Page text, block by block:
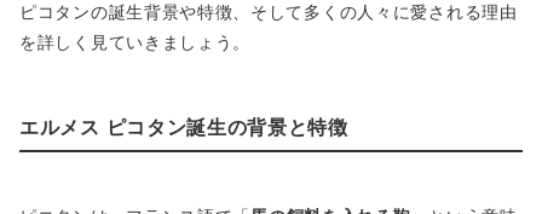
ピコタンの誕生背景や特徴、そして多くの人々に愛される理由
を詳しく見ていきましょう。
エルメス ピコタン誕生の背景と特徴